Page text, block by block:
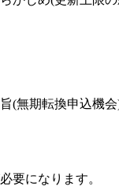
無期転換申込機
要になります。